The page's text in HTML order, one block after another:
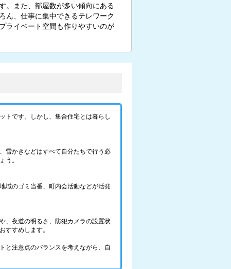
。また、部屋数が多い傾向にある
ん、仕事に集中できるテレワーク
ライベート空間も作りやすいのが
トです。しかし、集合住宅とは暮らし
雪かきなどはすべて自分たちで行う必
う。
域のゴミ当番、町内会活動などが活発
、夜道の明るさ、防犯カメラの設置状
すすめします。
と注意点のバランスを考えながら、自